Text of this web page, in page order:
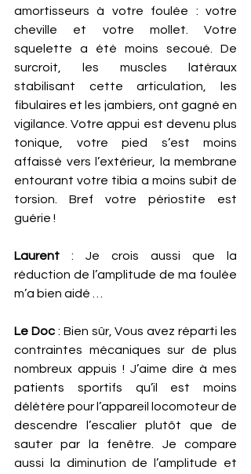
amortisseurs à votre foulée : votre
cheville et votre mollet. Votre
squelette a été moins secoué. De
surcroit, les muscles latéraux
stabilisant cette articulation, les
fibulaires et les jambiers, ont gagné en
vigilance. Votre appui est devenu plus
tonique, votre pied s’est moins
affaissé vers l’extérieur, la membrane
entourant votre tibia a moins subit de
torsion. Bref votre périostite est
guérie !
Laurent : Je crois aussi que la
réduction de l’amplitude de ma foulée
m’a bien aidé …
Le Doc : Bien sûr, Vous avez réparti les
contraintes mécaniques sur de plus
nombreux appuis ! J’aime dire à mes
patients sportifs qu’il est moins
délétère pour l’appareil locomoteur de
descendre l’escalier plutôt que de
sauter par la fenêtre. Je compare
aussi la diminution de l’amplitude et